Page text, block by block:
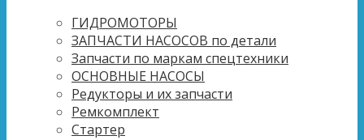
ГИДРОМОТОРЫ
ЗАПЧАСТИ НАСОСОВ по детали
Запчасти по маркам спецтехники
ОСНОВНЫЕ НАСОСЫ
Редукторы и их запчасти
Ремкомплект
Стартер